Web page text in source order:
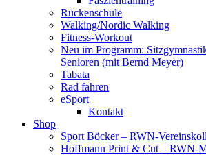
Rückenschule
Walking/Nordic Walking
Fitness-Workout
Neu im Programm:
Senioren (mit Bernd Meyer)
Tabata
Rad fahren
eSport
Kontakt
Shop
Sport Böcker – RWN-
Hoffmann Print & Cut – RWN-